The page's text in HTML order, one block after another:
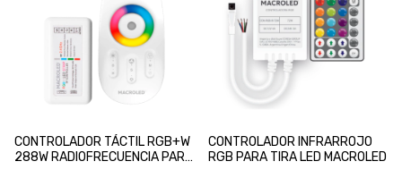
CONTROLADOR TÁCTIL RGB+W
288W RADIOFRECUENCIA PARA
CONTROLADOR INFRARROJO
RGB PARA TIRA LED MACROLED